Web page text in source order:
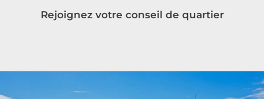
Rejoignez votre conseil de quartier